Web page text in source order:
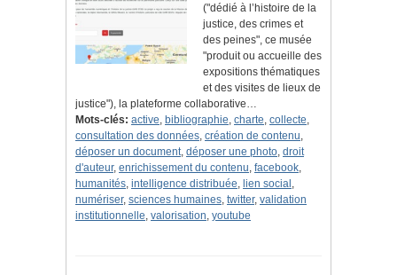
("dédié à l’histoire de la
justice, des crimes et
des peines", ce musée
"produit ou accueille des
expositions thématiques
et des visites de lieux de
justice"), la plateforme collaborative…
Mots-clés: active, bibliographie, charte, collecte,
consultation des données, création de contenu,
déposer un document, déposer une photo, droit
d'auteur, enrichissement du contenu, facebook,
humanités, intelligence distribuée, lien social ,
numériser, sciences humaines, twitter, validation
institutionnelle, valorisation, youtube